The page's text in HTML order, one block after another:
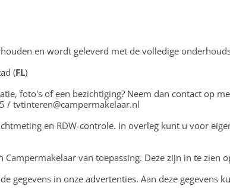
en wordt geleverd met de volledige
(FL)
foto's of een bezichtiging? Neem dan contact op
/ tvtinteren@campermakelaar.nl
en RDW-controle. In overleg kunt u voor
van toepassing. Deze zijn in te zien
gegevens in onze advertenties. Aan deze gegevens